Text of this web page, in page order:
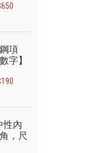
項
字】
性內
，尺